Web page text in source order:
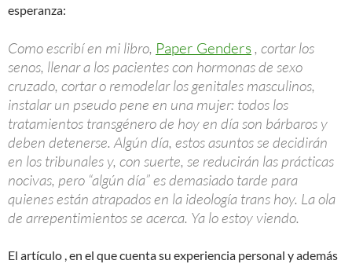
esperanza:
Como escribí en mi libro, Paper Genders , cortar los
senos, llenar a los pacientes con hormonas de sexo
cruzado, cortar o remodelar los genitales masculinos,
instalar un pseudo pene en una mujer: todos los
tratamientos transgénero de hoy en día son bárbaros y
deben detenerse. Algún día, estos asuntos se decidirán
en los tribunales y, con suerte, se reducirán las prácticas
nocivas, pero “algún día” es demasiado tarde para
quienes están atrapados en la ideología trans hoy. La ola
de arrepentimientos se acerca. Ya lo estoy viendo.
El artículo , en el que cuenta su experiencia personal y además